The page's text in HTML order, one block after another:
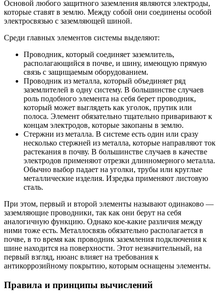
Основой любого защитного заземления являются электроды,
которые ставят в землю. Между собой они соединены особой
электросвязью с заземляющей шиной.
Среди главных элементов системы выделяют:
Проводник, который соединяет заземлитель,
располагающийся в почве, и шину, имеющую прямую
связь с защищаемым оборудованием.
Проводник из металла, который объединяет ряд
заземлителей в одну систему. В большинстве случаев
роль подобного элемента на себя берет проводник,
который может выглядеть как уголок, прутик или
полоса. Элемент обязательно тщательно приваривают к
концам электродов, которые закопаны в землю.
Стержни из металла. В системе есть один или сразу
несколько стержней из металла, которые направляют ток
растекания в почву. В большинстве случаев в качестве
электродов применяют отрезки длинномерного металла.
Обычно выбор падает на уголки, трубы или круглые
металлические изделия. Изредка применяют листовую
сталь.
При этом, первый и второй элементы называют одинаково —
заземляющие проводники, так как они берут на себя
аналогичную функцию. Однако кое-какие различия между
ними тоже есть. Металлосвязь обязательно располагается в
почве, в то время как проводник заземления подключения к
шине находится на поверхности. Этот незначительный, на
первый взгляд, нюанс влияет на требования к
антикоррозийному покрытию, которым оснащены элементы.
Правила и принципы вычислений